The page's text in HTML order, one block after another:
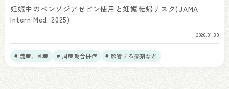
妊娠中のベンゾジアゼピン使用と妊娠転帰リスク(JAMA
Intern Med. 2025)
2026.01.30
# 流産、死産 # 周産期合併症 # 影響する薬剤など